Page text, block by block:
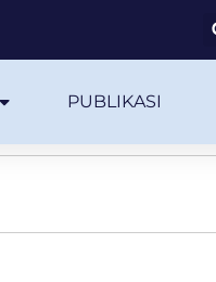
PUBLIKASI